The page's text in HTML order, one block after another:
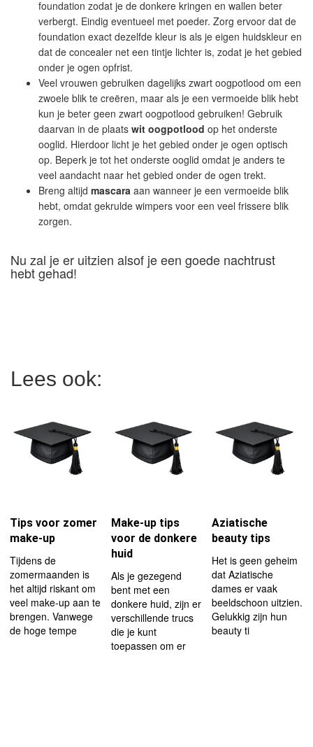
foundation zodat je de donkere kringen en wallen beter
verbergt. Eindig eventueel met poeder. Zorg ervoor dat de
foundation exact dezelfde kleur is als je eigen huidskleur en
dat de concealer net een tintje lichter is, zodat je het gebied
onder je ogen opfrist.
Veel vrouwen gebruiken dagelijks zwart oogpotlood om een
zwoele blik te creëren, maar als je een vermoeide blik hebt
kun je beter geen zwart oogpotlood gebruiken! Gebruik
daarvan in de plaats wit oogpotlood op het onderste
ooglid. Hierdoor licht je het gebied onder je ogen optisch
op. Beperk je tot het onderste ooglid omdat je anders te
veel aandacht naar het gebied onder de ogen trekt.
Breng altijd mascara aan wanneer je een vermoeide blik
hebt, omdat gekrulde wimpers voor een veel frissere blik
zorgen.
Nu zal je er uitzien alsof je een goede nachtrust
hebt gehad!
Lees ook:
Tips voor zomer
make-up
Tijdens de
zomermaanden is
het altijd riskant om
veel make-up aan te
brengen. Vanwege
de hoge tempe
Make-up tips
voor de donkere
huid
Als je gezegend
bent met een
donkere huid, zijn er
verschillende trucs
die je kunt
toepassen om er
Aziatische
beauty tips
Het is geen geheim
dat Aziatische
dames er vaak
beeldschoon uitzien.
Gelukkig zijn hun
beauty ti